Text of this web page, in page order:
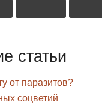
статьи
от паразитов?
соцветий